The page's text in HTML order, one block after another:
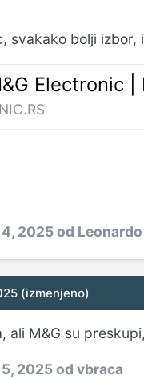
svakako bolji izbor,
Electronic |
2025od Leonardo
(izmenjeno)
ali M&G su
2025od vbraca